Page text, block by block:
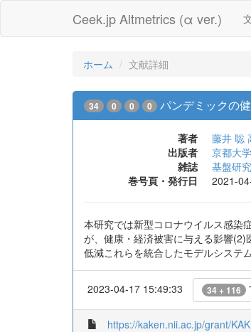
Ceek.jp Altmetrics (α ver.)
ホーム 文献詳細
34 0 0 0 パンデミックの
著者 藤井 聡
出版者
京都大学
雑誌
基盤研
巻号頁・発行日
2021-
本研究では新型コロナウイルス感染
が、健康・経済被害に与える影響
低減これらを統合したモデルシステ
2023-04-17 15:49:33 34 + 116
https://kaken.nii.ac.jp/grant/